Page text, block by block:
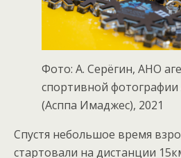
Фото: А. Серёгин, АНО
спортивной фотографии
(Асппа Имаджес), 2021
Спустя небольшое время
стартовали на дистанции